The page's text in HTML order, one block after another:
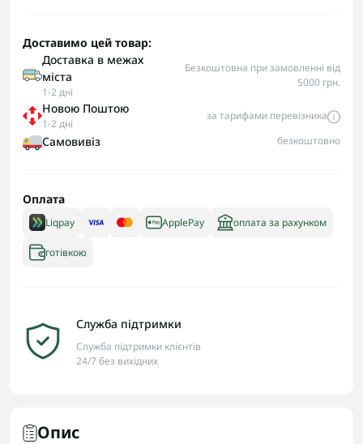
Доставимо цей товар:
Доставка в межах
міста
1-2 дні
Безкоштовна при замовленні від
5000 грн.
Новою Поштою
1-2 дні
за тарифами перевізника
Самовивіз безкоштовно
Оплата
Liqpay ApplePay оплата за рахунком
готівкою
Служба підтримки
Служба підтримки клієнтів
24/7 без вихідних
Опис